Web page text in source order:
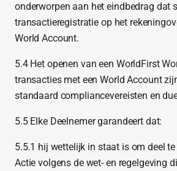
onderworpen aan het eindbedrag dat
transactieregistratie op het
World Account.
5.4 Het openen van een WorldFirst
transacties met een World Account
standaard compliancevereisten en
5.5 Elke Deelnemer garandeert dat:
5.5.1 hij wettelijk in staat is om deel
Actie volgens de wet- en regelgeving